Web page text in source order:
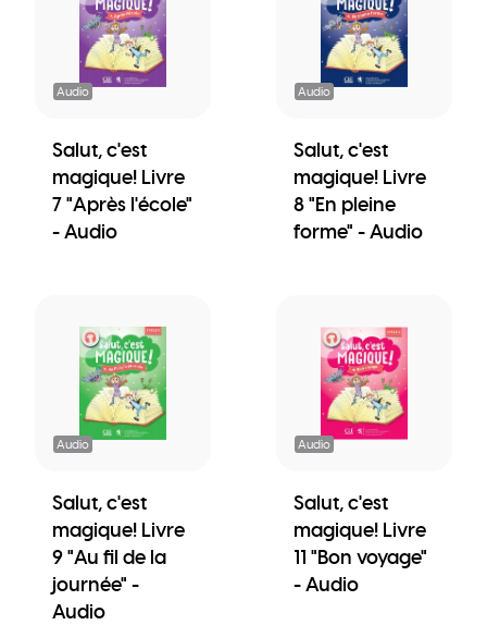
Audio
Salut, c'est
magique! Livre
7 "Après l'école"
- Audio
Audio
Salut, c'est
magique! Livre
8 "En pleine
forme" - Audio
Audio
Salut, c'est
magique! Livre
9 "Au fil de la
journée" -
Audio
Audio
Salut, c'est
magique! Livre
11 "Bon voyage"
- Audio